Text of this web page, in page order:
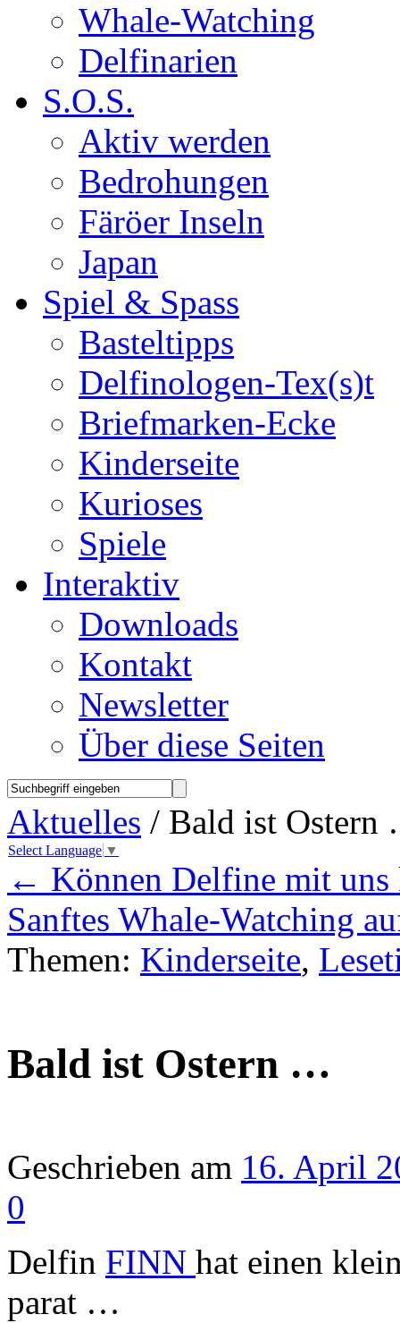
Whale-Watching
Delfinarien
S.O.S.
Aktiv werden
Bedrohungen
Färöer Inseln
Japan
Spiel & Spass
Basteltipps
Delfinologen-Tex(s)t
Briefmarken-Ecke
Kinderseite
Kurioses
Spiele
Interaktiv
Downloads
Kontakt
Newsletter
Über diese Seiten
Aktuelles / Bald ist
Select Language ▼
← Können Delfine mit uns
Sanftes Whale-Watching
Themen: Kinderseite,
Bald ist Ostern …
Geschrieben am 16. April
0
Delfin FINN hat einen
parat …